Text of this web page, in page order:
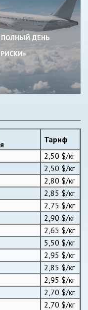
ДЕНЬ
Тариф
2,50 $/кг
2,50 $/кг
2,80 $/кг
2,85 $/кг
2,75 $/кг
2,90 $/кг
2,65 $/кг
5,50 $/кг
2,95 $/кг
2,85 $/кг
2,95 $/кг
2,70 $/кг
2,70 $/кг